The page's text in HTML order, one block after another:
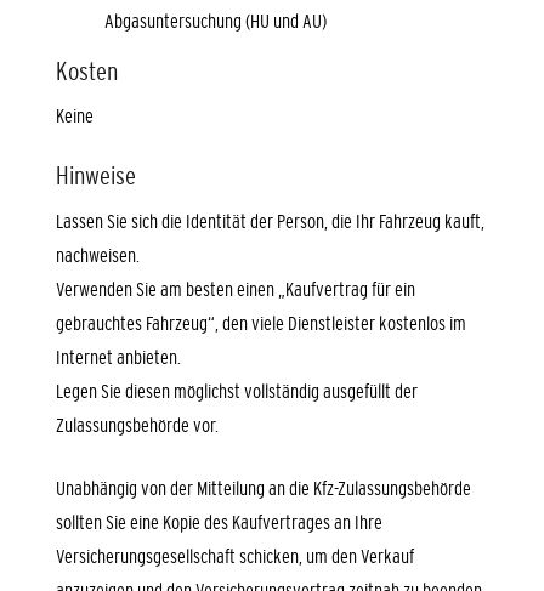
Abgasuntersuchung (HU und AU)
Kosten
Keine
Hinweise
Lassen Sie sich die Identität der Person, die Ihr Fahrzeug kauft
nachweisen.
Verwenden Sie am besten einen „Kaufvertrag für ein
gebrauchtes Fahrzeug“, den viele Dienstleister kostenlos im
Internet anbieten.
Legen Sie diesen möglichst vollständig ausgefüllt der
Zulassungsbehörde vor.
Unabhängig von der Mitteilung an die Kfz-Zulassungsbehörde
sollten Sie eine Kopie des Kaufvertrages an Ihre
Versicherungsgesellschaft schicken, um den Verkauf